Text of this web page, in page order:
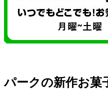
パークの新作お菓